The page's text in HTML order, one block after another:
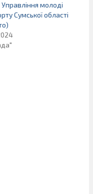
молоді
Сумської області